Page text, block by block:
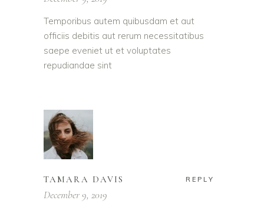
Temporibus autem quibusdam et aut
officiis debitis aut rerum necessitatibus
saepe eveniet ut et voluptates
repudiandae sint
TAMARA DAVIS REPLY
December 9, 2019